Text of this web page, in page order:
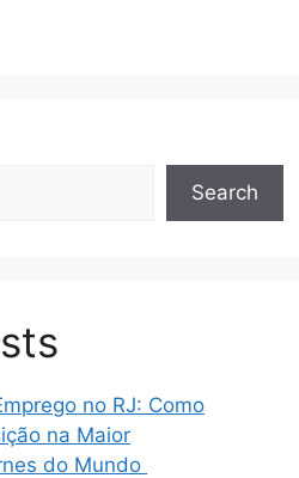
Search
no RJ: Como
na Maior
do Mundo